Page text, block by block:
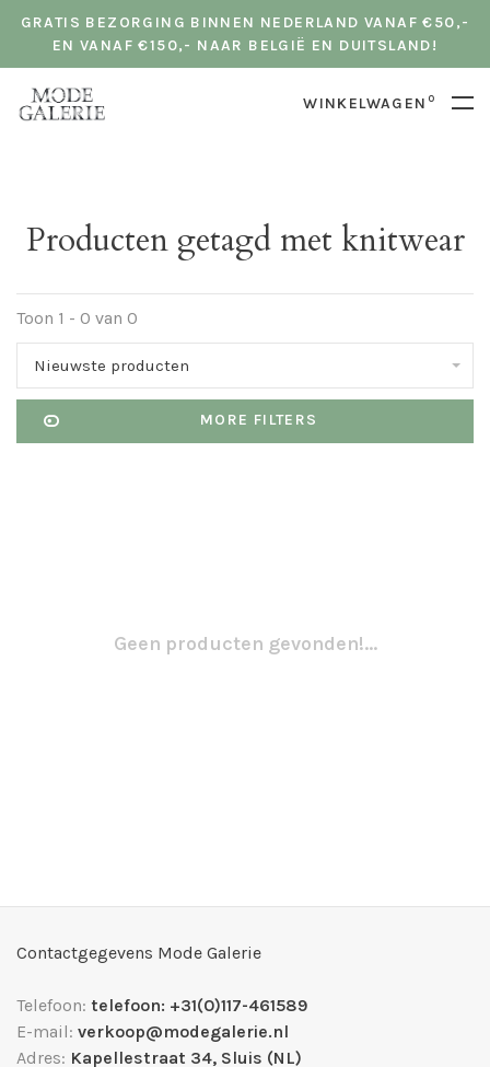
GRATIS BEZORGING BINNEN NEDERLAND VANAF €50,-
EN VANAF €150,- NAAR BELGIË EN DUITSLAND!
WINKELWAGEN 0
Producten getagd met knitwear
Toon 1 - 0 van 0
Nieuwste producten
MORE FILTERS
Geen producten gevonden!...
Contactgegevens Mode Galerie
Telefoon: telefoon: +31(0)117-461589
E-mail: verkoop@modegalerie.nl
Adres: Kapellestraat 34, Sluis (NL)